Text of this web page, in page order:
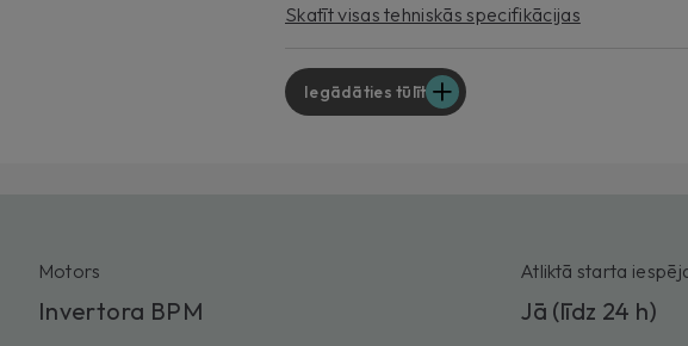
Skatīt visas tehniskās specifikācijas
Iegādāties tūlīt
Motors
Invertora BPM
Atliktā starta
Jā (līdz 24 h)